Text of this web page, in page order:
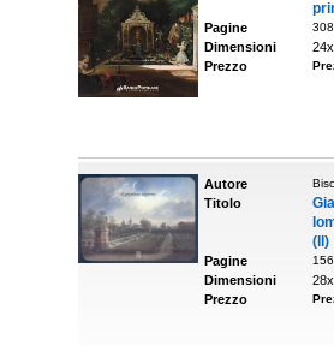
Pagine 308
Dimensioni
Prezzo
Autore
Titolo
(Il)
Pagine 156
Dimensioni
Prezzo